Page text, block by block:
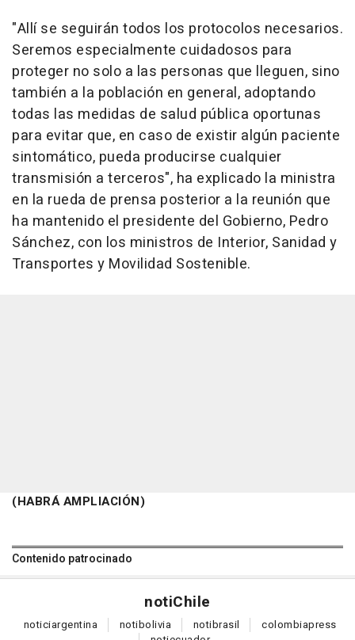
"Allí se seguirán todos los protocolos necesarios.
Seremos especialmente cuidadosos para
proteger no solo a las personas que lleguen, sino
también a la población en general, adoptando
todas las medidas de salud pública oportunas
para evitar que, en caso de existir algún paciente
sintomático, pueda producirse cualquier
transmisión a terceros", ha explicado la ministra
en la rueda de prensa posterior a la reunión que
ha mantenido el presidente del Gobierno, Pedro
Sánchez, con los ministros de Interior, Sanidad y
Transportes y Movilidad Sostenible.
(HABRÁ AMPLIACIÓN)
Contenido patrocinado
notiChile
noticiargentina notibolivia notibrasil colombiapress